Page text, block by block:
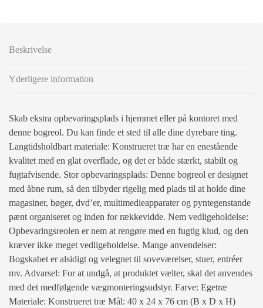
Beskrivelse
Yderligere information
Skab ekstra opbevaringsplads i hjemmet eller på kontoret med
denne bogreol. Du kan finde et sted til alle dine dyrebare ting.
Langtidsholdbart materiale: Konstrueret træ har en enestående
kvalitet med en glat overflade, og det er både stærkt, stabilt og
fugtafvisende. Stor opbevaringsplads: Denne bogreol er designet
med åbne rum, så den tilbyder rigelig med plads til at holde dine
magasiner, bøger, dvd’er, multimedieapparater og pyntegenstande
pænt organiseret og inden for rækkevidde. Nem vedligeholdelse:
Opbevaringsreolen er nem at rengøre med en fugtig klud, og den
kræver ikke meget vedligeholdelse. Mange anvendelser:
Bogskabet er alsidigt og velegnet til soveværelser, stuer, entréer
mv. Advarsel: For at undgå, at produktet vælter, skal det anvendes
med det medfølgende vægmonteringsudstyr. Farve: Egetræ
Materiale: Konstrueret træ Mål: 40 x 24 x 76 cm (B x D x H)